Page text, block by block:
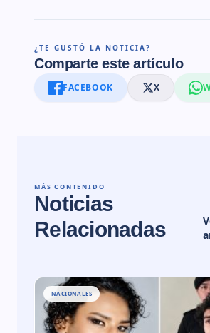
¿TE GUSTÓ LA NOTICIA?
Comparte este artículo
FACEBOOK X
MÁS CONTENIDO
Noticias
Relacionadas
NACIONALES